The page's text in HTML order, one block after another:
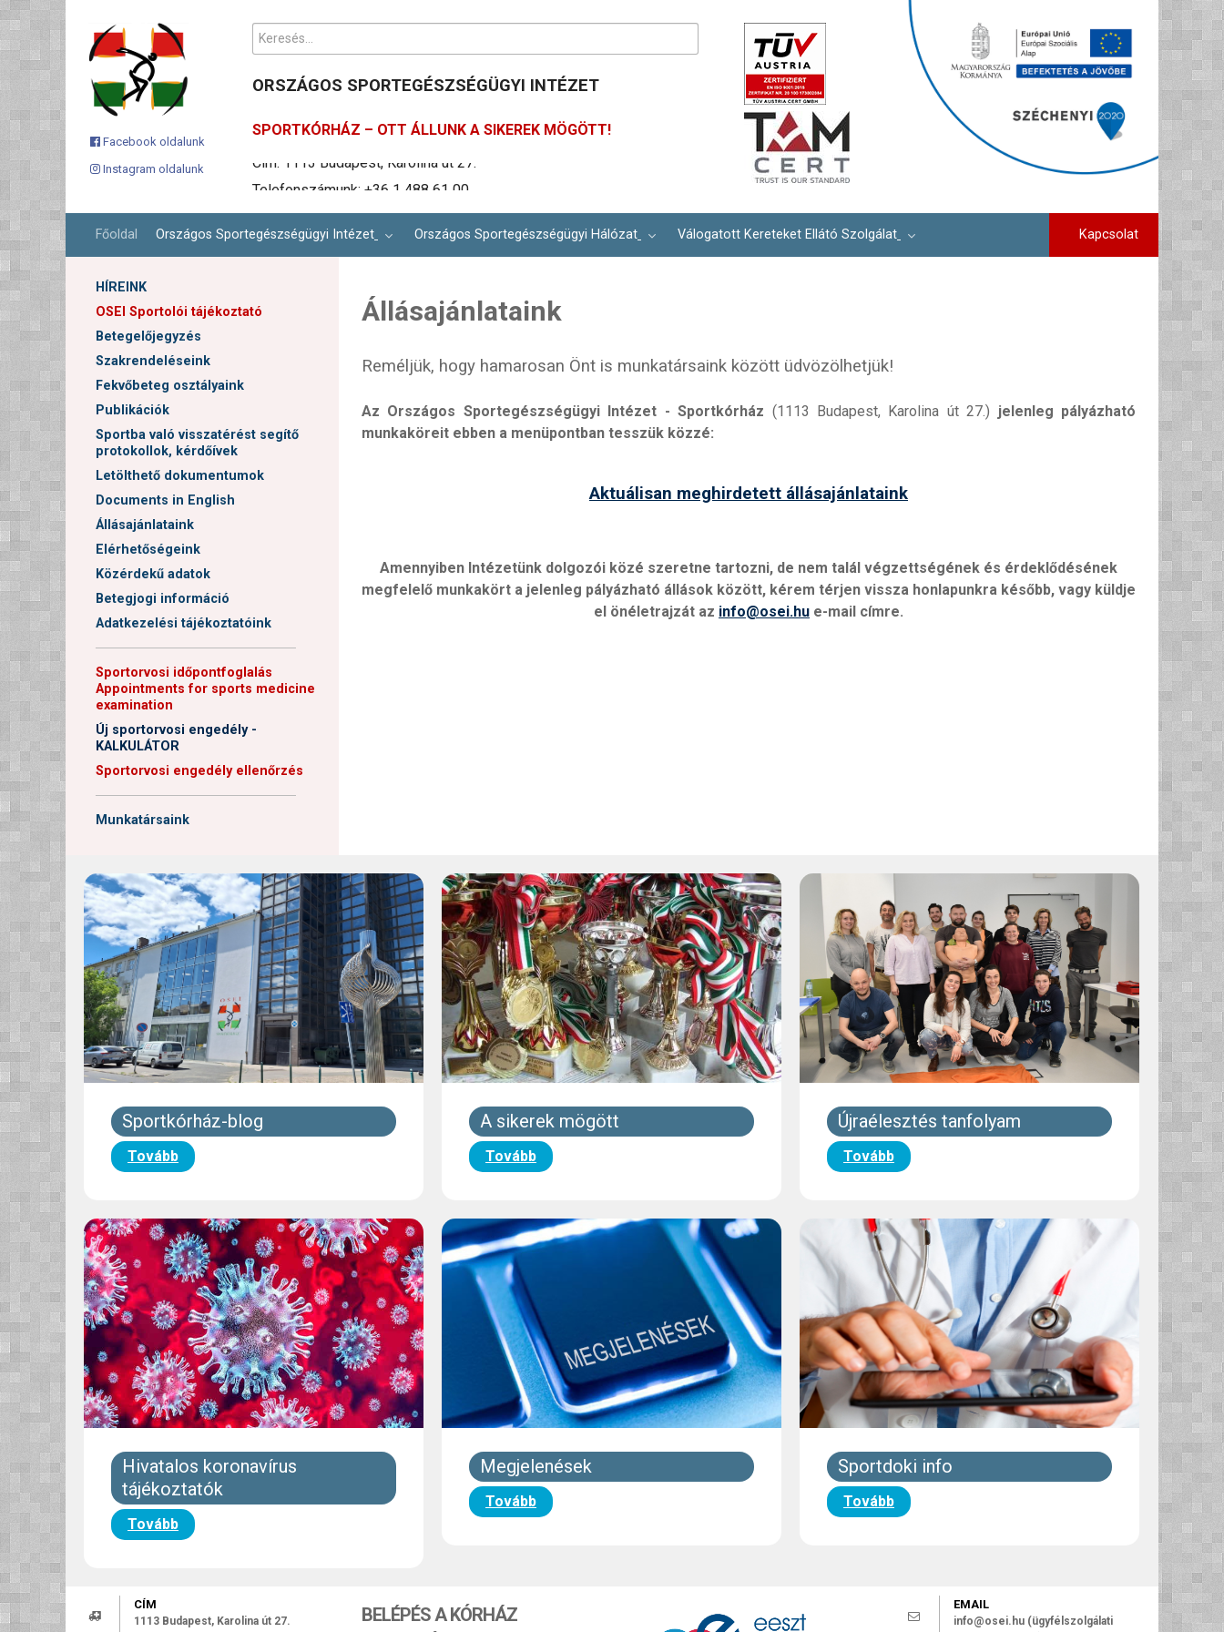
Facebook oldalunk
Instagram oldalunk
Keresés...
ORSZÁGOS SPORTEGÉSZSÉGÜGYI INTÉZET
SPORTKÓRHÁZ – OTT ÁLLUNK A SIKEREK MÖGÖTT!
Telefonszámunk: +36 1 488 61 00
Cím: 1113 Budapest, Karolina út 27.
Főoldal Országos Sportegészségügyi Intézet Országos Sportegészségügyi Hálózat Válogatott Kereteket Ellátó Szolgálat Kapcsolat
HÍREINK
OSEI Sportolói tájékoztató
Betegelőjegyzés
Szakrendeléseink
Fekvőbeteg osztályaink
Publikációk
Sportba való visszatérést segítő
protokollok, kérdőívek
Letölthető dokumentumok
Documents in English
Állásajánlataink
Elérhetőségeink
Közérdekű adatok
Betegjogi információ
Adatkezelési tájékoztatóink
──────────────────────
Sportorvosi időpontfoglalás
Appointments for sports medicine
examination
Új sportorvosi engedély -
KALKULÁTOR
Sportorvosi engedély ellenőrzés
──────────────────────
Munkatársaink
Állásajánlataink
Reméljük, hogy hamarosan Önt is munkatársaink között üdvözölhetjük!
Az Országos Sportegészségügyi Intézet - Sportkórház (1113 Budapest, Karolina út 27.) jelenleg pályázható
munkaköreit ebben a menüpontban tesszük közzé:
Aktuálisan meghirdetett állásajánlataink
Amennyiben Intézetünk dolgozói közé szeretne tartozni, de nem talál végzettségének és érdeklődésének
megfelelő munkakört a jelenleg pályázható állások között, kérem térjen vissza honlapunkra később, vagy küldje
el önéletrajzát az info@osei.hu e-mail címre.
Sportkórház-blog
Tovább
A sikerek mögött
Tovább
Újraélesztés tanfolyam
Tovább
Hivatalos koronavírus
tájékoztatók
Tovább
Megjelenések
Tovább
Sportdoki info
Tovább
CÍM
1113 Budapest, Karolina út 27.
BELÉPÉS A KÓRHÁZ
EMAIL
info@osei.hu (ügyfélszolgálati